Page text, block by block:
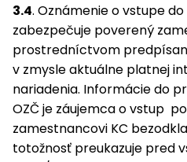
3.4. Oznámenie o vstupe
zabezpečuje poverený
prostredníctvom
v zmysle aktuálne platnej
nariadenia. Informácie do
OZČ je záujemca o vstup
zamestnancovi KC
totožnosť preukazuje pred